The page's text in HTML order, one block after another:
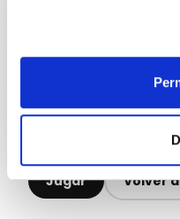
Jugar Volver